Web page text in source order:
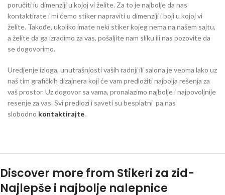
poručiti iu dimenziji u kojoj vi želite. Za to je najbolje da nas
kontaktirate i mi ćemo stiker napraviti u dimenziji i boji u kojoj vi
želite. Takođe, ukoliko imate neki stiker kojeg nema na našem sajtu,
a želite da ga izradimo za vas, pošaljite nam sliku ili nas pozovite da
se dogovorimo.
Uredjenje izloga, unutrašnjosti vaših radnji ili salona je veoma lako uz
naš tim grafičkih dizajnera koji će vam predložiti najbolja rešenja za
vaš prostor. Uz dogovor sa vama, pronalazimo najbolje i najpovoljnije
resenje za vas. Svi predlozi i saveti su besplatni pa nas
slobodno kontaktirajte.
Discover more from Stikeri za zid-
Najlepše i najbolje nalepnice